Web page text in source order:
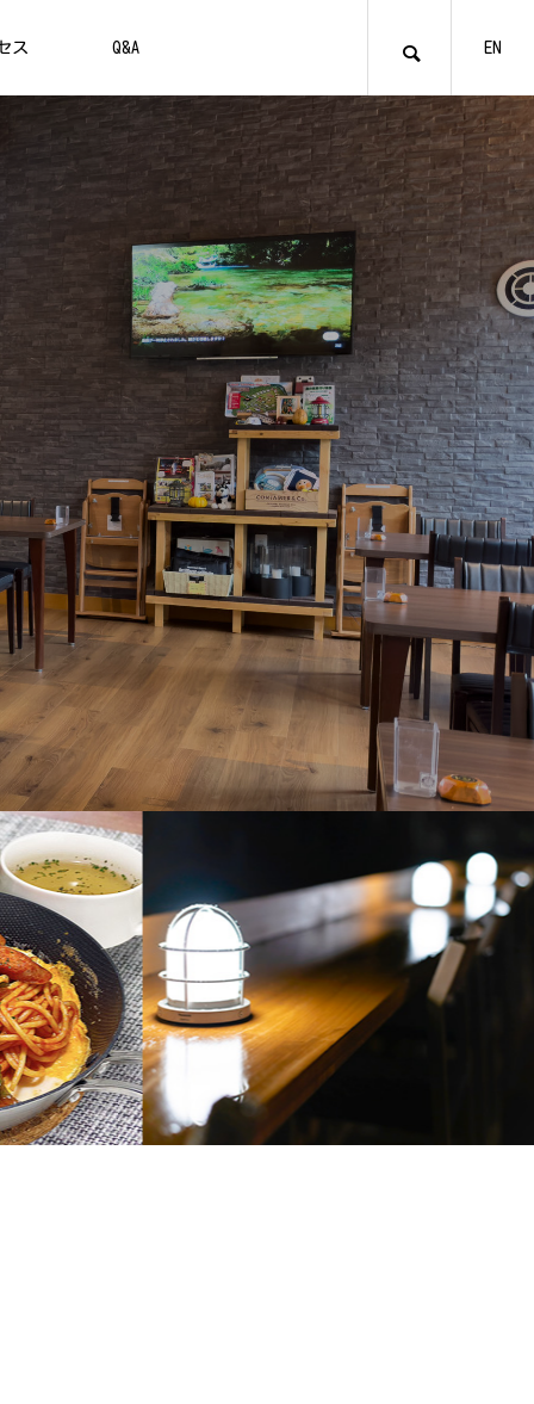
ス Q&A EN
お食事
貸切お風呂とシャワー室
アメニティ
備品・アメニティ